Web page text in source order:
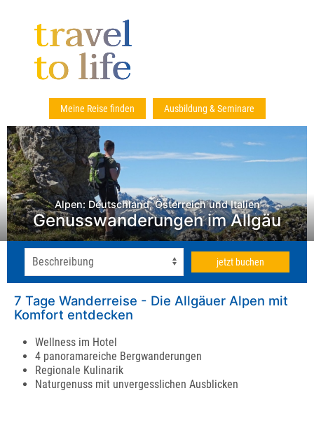
Meine Reise finden Ausbildung & Seminare
Alpen: Deutschland, Österreich und Italien
Genusswanderungen im Allgäu
jetzt buchen
7 Tage Wanderreise - Die Allgäuer Alpen mit
Komfort entdecken
Wellness im Hotel
4 panoramareiche Bergwanderungen
Regionale Kulinarik
Naturgenuss mit unvergesslichen Ausblicken